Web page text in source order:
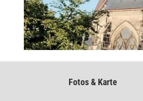
Fotos & Karte